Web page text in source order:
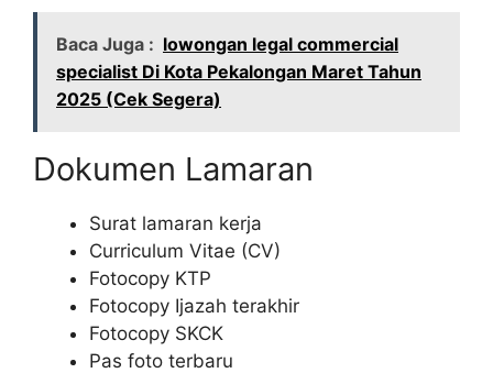
Baca Juga : lowongan legal commercial
specialist Di Kota Pekalongan Maret Tahun
2025 (Cek Segera)
Dokumen Lamaran
Surat lamaran kerja
Curriculum Vitae (CV)
Fotocopy KTP
Fotocopy Ijazah terakhir
Fotocopy SKCK
Pas foto terbaru